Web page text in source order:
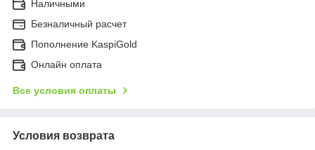
Наличными
Безналичный расчет
Пополнение KaspiGold
Онлайн оплата
Все условия оплаты
Условия возврата